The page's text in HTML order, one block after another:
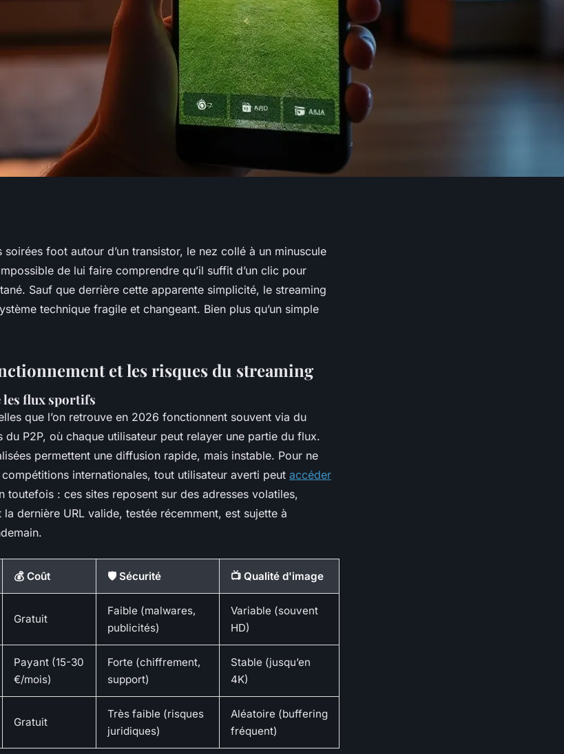
accéder au
soirées foot autour d’un transistor, le nez collé à un minuscule
de lui faire comprendre qu’il suffit d’un clic pour
Sauf que derrière cette apparente simplicité, le streaming
technique fragile et changeant. Bien plus qu’un simple
et les risques du streaming
les flux sportifs
que l’on retrouve en 2026 fonctionnent souvent via du
du P2P, où chaque utilisateur peut relayer une partie du flux.
permettent une diffusion rapide, mais instable. Pour ne
internationales, tout utilisateur averti peut accéder
toutefois : ces sites reposent sur des adresses volatiles,
dernière URL valide, testée récemment, est sujette à
💰 Coût 🛡️ Sécurité 📺 Qualité d'image
Gratuit
Faible (malwares,
publicités)
Variable (souvent
HD)
Payant (15-30
€/mois)
Forte (chiffrement,
support)
Stable (jusqu’en
4K)
Gratuit
Très faible (risques
juridiques)
Aléatoire (buffering
fréquent)